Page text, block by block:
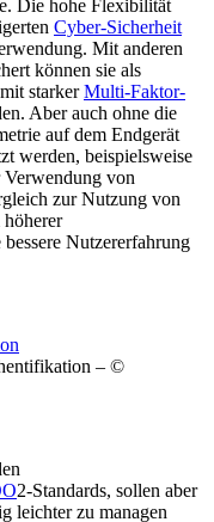
Die hohe Flexibilität
Cyber-Sicherheit
Mit anderen
können sie als
starkerMulti-Faktor-
Aber auch ohne die
auf dem Endgerät
werden, beispielsweise
Verwendung von
zur Nutzung von
bessere Nutzererfahrung
– ©
2-Standards, sollen aber
leichter zu managen